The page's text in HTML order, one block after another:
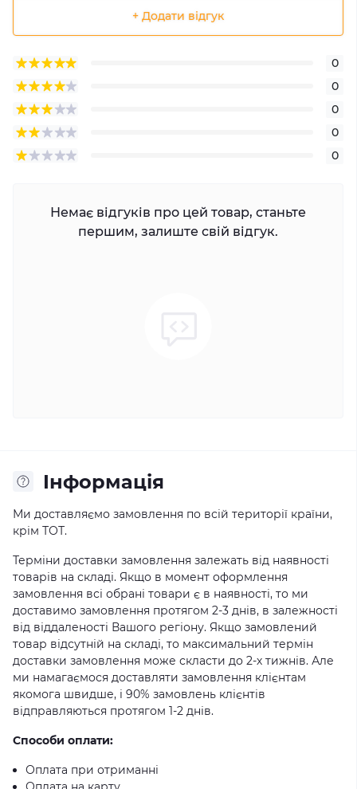
+ Додати відгук
0
0
0
0
0
Немає відгуків про цей товар, станьте
першим, залиште свій відгук.
Iнформація
Ми доставляємо замовлення по всій території країни,
крім ТОТ.
Терміни доставки замовлення залежать від наявності
товарів на складі. Якщо в момент оформлення
замовлення всі обрані товари є в наявності, то ми
доставимо замовлення протягом 2-3 днів, в залежності
від віддаленості Вашого регіону. Якщо замовлений
товар відсутній на складі, то максимальний термін
доставки замовлення може скласти до 2-х тижнів. Але
ми намагаємося доставляти замовлення клієнтам
якомога швидше, і 90% замовлень клієнтів
відправляються протягом 1-2 днів.
Способи оплати:
Оплата при отриманні